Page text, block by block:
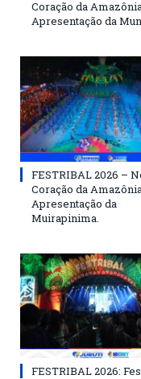
Coração da
Apresentação da
FESTRIBAL 2026 –
Coração da
Apresentação da
Muirapinima.
FESTRIBAL 2026: